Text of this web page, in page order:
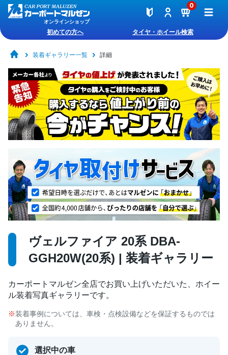
オンラインショップ
0
初めての方へ タイヤ・ホイール検索
装着ギャラリー一覧 詳細
ヴェルファイア 20系 DBA-
GGH20W(20系) | 装着ギャラリー
カーポートマルゼン全店でお買い上げいただいた、ホイー
ル装着写真ギャラリーです。
装着事例については、車検・点検設備などを保証するものでは
ありません。
選択中の車